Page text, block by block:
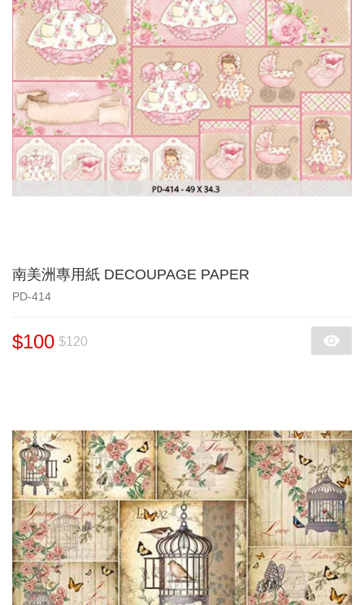
南美洲專用紙 DECOUPAGE PAPER
PD-414
$100 $120